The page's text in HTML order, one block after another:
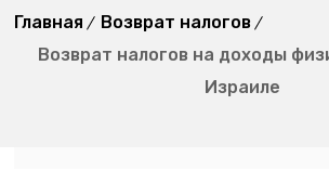
Главная
Возврат налогов
Возврат налогов на доходы
Израиле